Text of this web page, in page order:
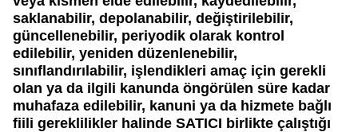
saklanabilir, depolanabilir, değiştirilebilir,
güncellenebilir, periyodik olarak kontrol
edilebilir, yeniden düzenlenebilir,
sınıflandırılabilir, işlendikleri amaç için gerekli
olan ya da ilgili kanunda öngörülen süre kadar
muhafaza edilebilir, kanuni ya da hizmete bağlı
fiili gereklilikler halinde SATICI birlikte çalıştığı